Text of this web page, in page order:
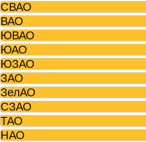
СВАО
ВАО
ЮВАО
ЮАО
ЮЗАО
ЗАО
ЗелАО
СЗАО
ТАО
НАО